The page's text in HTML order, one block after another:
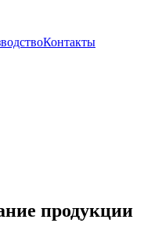
Контакты
продукции